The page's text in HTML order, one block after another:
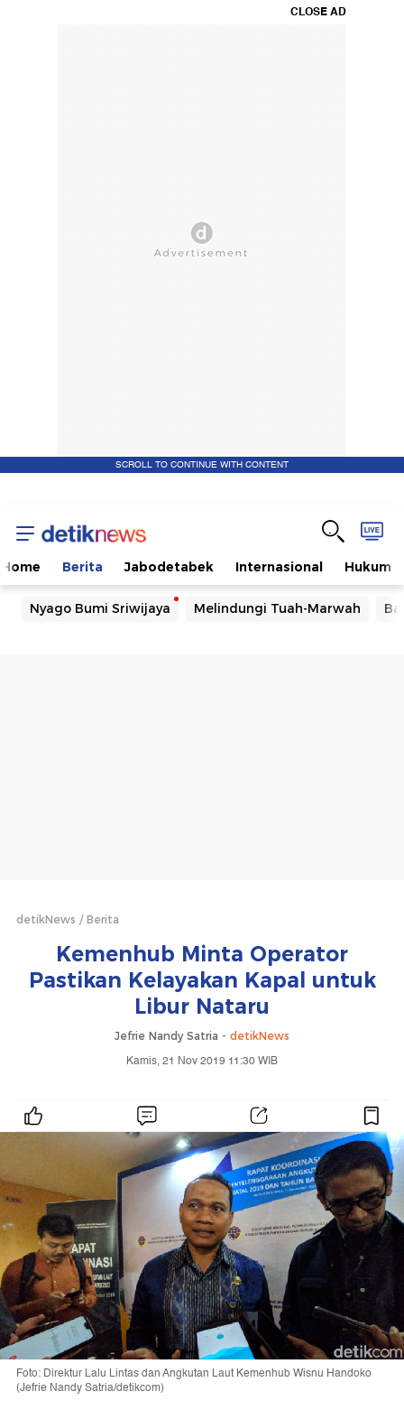
CLOSE AD
SCROLL TO CONTINUE WITH CONTENT
Home Berita Jabodetabek Internasional Hukum
Nyago Bumi Sriwijaya Melindungi Tuah-Marwah
detikNews Berita
Kemenhub Minta Operator
Pastikan Kelayakan Kapal untuk
Libur Nataru
Jefrie Nandy Satria - detikNews
Kamis, 21 Nov 2019 11:30 WIB
Foto: Direktur Lalu Lintas dan Angkutan Laut Kemenhub Wisnu Handoko
(Jefrie Nandy Satria/detikcom)